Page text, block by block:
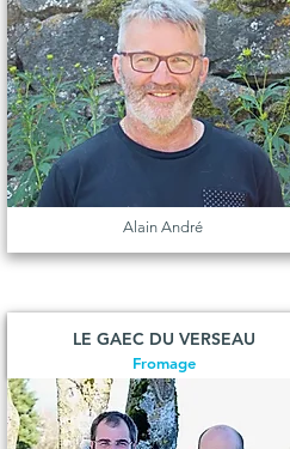
Alain André
LE GAEC DU VERSEAU
Fromage